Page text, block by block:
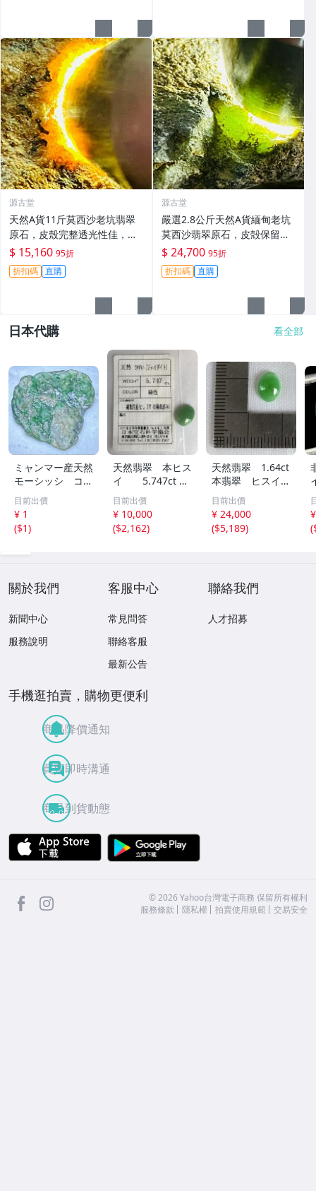
源古堂
天然A貨11斤莫西沙老坑翡翠
原石，皮殼完整透光性佳，黃
霧美如冰裂，適合製作手鐲或
牌子。嚴選原石未動，保存完
好。冰感強，種水優良。翡翠
$ 15,160 95折
折扣碼 直購
源古堂
嚴選2.8公斤天然A貨緬甸老坑
莫西沙翡翠原石，皮殻保留自
然熒光，適合雕刻手鐲或擺放
品鑑。支持檢測，全國保真。
莫西沙 翡翠 原石
$ 24,700 95折
折扣碼 直購
日本代購 看全部
ミャンマー産天然
モーシッシ コス
モクロア 翡翠輝
石 原石20.16g^
^激レア石^ ^
目前出價
¥ 1
($1)
天然翡翠 本ヒス
イ 5.747ct 日
宝協ソーティン
グ ルース
天然ひすい
目前出價
¥ 10,000
($2,162)
天然翡翠 1.64ct
本翡翠 ヒスイ
ジェイダイト ル
ース
目前出價
¥ 24,000
($5,189)
(
關於我們
新聞中心
服務說明
客服中心
常見問答
聯絡客服
最新公告
聯絡我們
人才招募
手機逛拍賣，購物更便利
商品降價通知
買賣即時溝通
商品到貨動態
APP Store
facebook ©2026 Yahoo台灣電子商務 保留所有權利
服務條款
隱私權 拍賣使用規範 交易安全